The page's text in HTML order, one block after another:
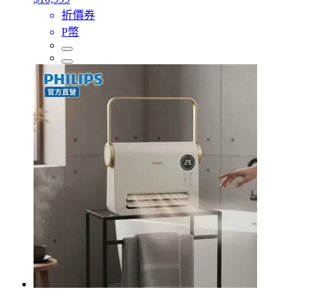
折價券
P幣